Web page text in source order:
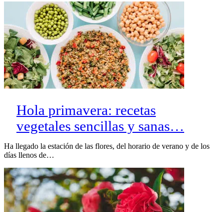
Hola primavera: recetas
vegetales sencillas y sanas…
Ha llegado la estación de las flores, del horario de verano y de los
días llenos de…